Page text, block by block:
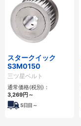
スタークイック
S3M0150
三ツ星ベルト
通常価格(税別)：
3,269円 ～
5日目～